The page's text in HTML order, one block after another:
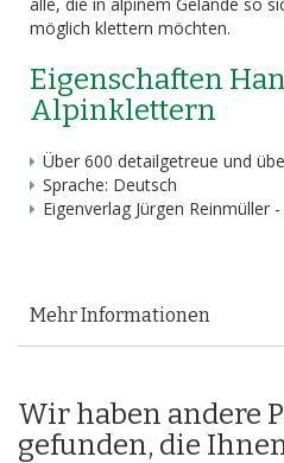
möglich klettern möchten.
Eigenschaften
Alpinklettern
Über 600 detailgetreue und
Sprache: Deutsch
Eigenverlag Jürgen Reinmüller
Mehr Informationen
Wir haben andere
gefunden, die